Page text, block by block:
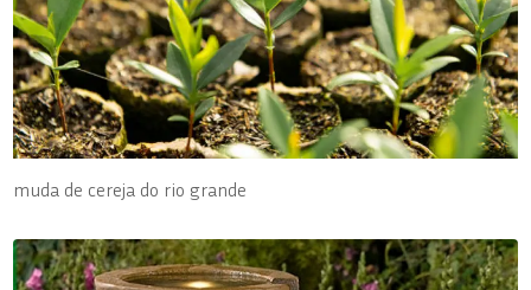
muda de cereja do rio grande